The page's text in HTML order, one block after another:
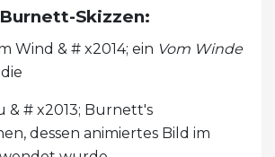
Skizzen:
Wind & # x2014; ein Vom Winde
& # x2013; Burnett's
dessen animiertes Bild im